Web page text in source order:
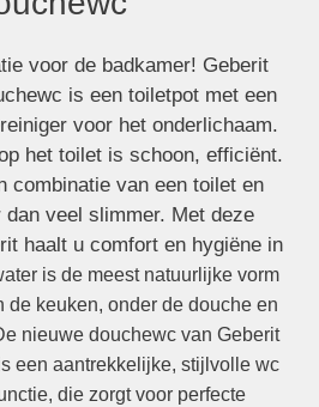
voor de badkamer! Geberit
is een toiletpot met een
voor het onderlichaam.
het toilet is schoon, efficiënt.
combinatie van een toilet en
dan veel slimmer. Met deze
haalt u comfort en hygiëne in
is de meest natuurlijke vorm
de keuken, onder de douche en
nieuwe douchewc van Geberit
een aantrekkelijke, stijlvolle wc
die zorgt voor perfecte